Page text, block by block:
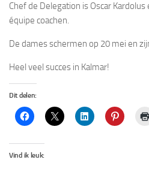
Chef de Delegation is Oscar
équipe coachen.
De dames schermen op 20 mei en
Heel veel succes in Kalmar!
Dit delen:
Vind ik leuk: